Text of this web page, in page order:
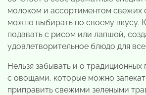
молоком и ассортиментом свежих
можно выбирать по своему вкусу.
подавать с рисом или лапшой,
удовлетворительное блюдо для
Нельзя забывать и о традиционных
с овощами, которые можно
приправить свежими зелеными